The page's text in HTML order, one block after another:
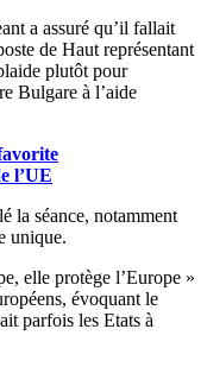
a assuré qu’il fallait
de Haut représentant
plutôt pour
Bulgare à l’aide
l’UE
la séance, notamment
unique.
elle protège l’Europe »
évoquant le
parfois les Etats à